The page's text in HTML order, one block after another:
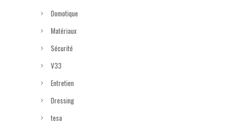
Domotique
Matériaux
Sécurité
V33
Entretien
Dressing
tesa